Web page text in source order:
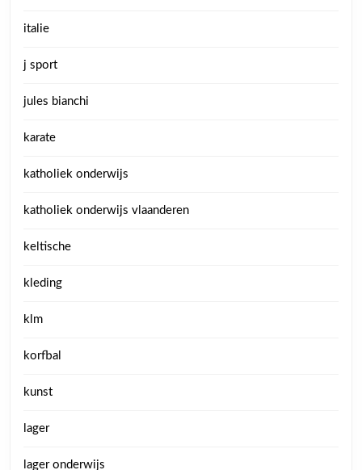
italie
j sport
jules bianchi
karate
katholiek onderwijs
katholiek onderwijs vlaanderen
keltische
kleding
klm
korfbal
kunst
lager
lager onderwijs